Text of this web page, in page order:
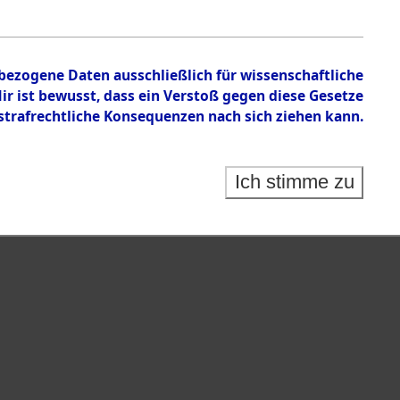
Daten ausschließlich für wissenschaftliche
bewusst, dass ein Verstoß gegen diese Gesetze
Konsequenzen nach sich ziehen kann.
Ich stimme zu